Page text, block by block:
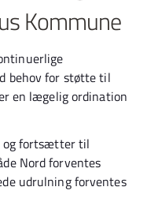
Kommune
behov for støtte til
en lægelig ordination
og fortsætter til
Nord forventes
udrulning forventes